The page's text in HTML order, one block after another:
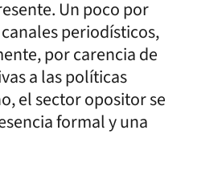
Un poco por
periodísticos,
por carencia de
a las políticas
el sector opositor se
formal y una